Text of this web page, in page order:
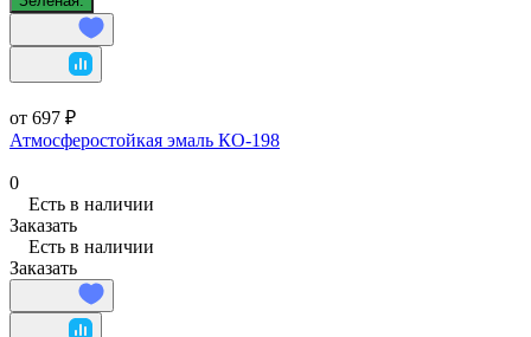
от 697 ₽
Атмосферостойкая эмаль КО-198
0
Есть в наличии
Заказать
Есть в наличии
Заказать